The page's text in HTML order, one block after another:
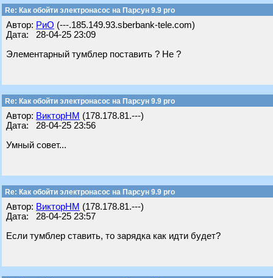
Re: Как обойти электронасос на Парсун 9.9 pro
Автор: РиО (---.185.149.93.sberbank-tele.com)
Дата: 28-04-25 23:09
Элементарный тумблер поставить ? Не ?
Re: Как обойти электронасос на Парсун 9.9 pro
Автор: ВикторНМ (178.178.81.---)
Дата: 28-04-25 23:56
Умный совет...
Re: Как обойти электронасос на Парсун 9.9 pro
Автор: ВикторНМ (178.178.81.---)
Дата: 28-04-25 23:57
Если тумблер ставить, то зарядка как идти будет?